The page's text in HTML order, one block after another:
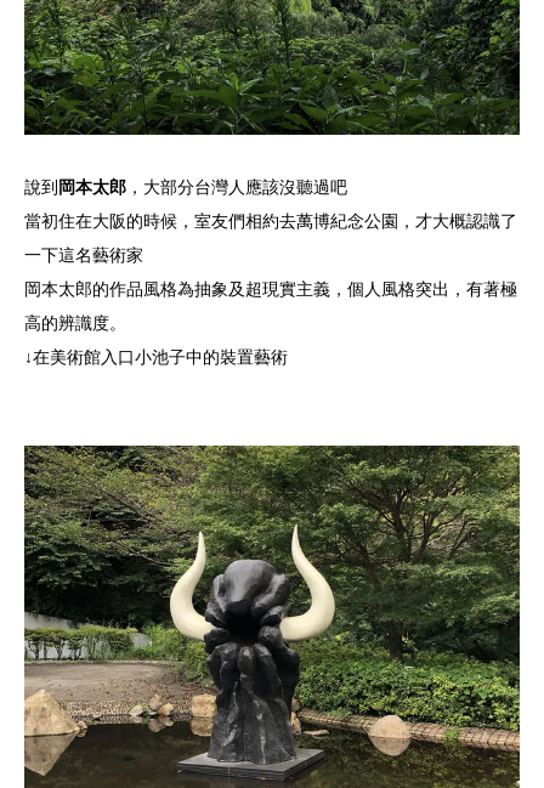
說到 岡本太郎 ，大部分台灣人應該沒聽過吧
當初住在大阪的時候，室友們相約去萬博紀念公園，才大概認識了
一下這名藝術家
岡本太郎的作品風格為抽象及超現實主義，個人風格突出，有著極
高的辨識度。
↓在美術館入口小池子中的裝置藝術